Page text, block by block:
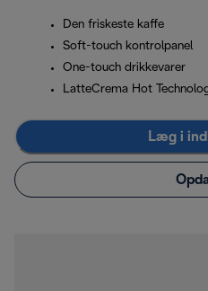
Den friskeste kaffe
Soft-touch kontrolpanel
One-touch drikkevarer
LatteCrema Hot
Læg i